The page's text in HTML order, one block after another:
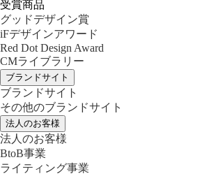
受賞商品
グッドデザイン賞
iFデザインアワード
Red Dot Design Award
CMライブラリー
ブランドサイト
ブランドサイト
その他のブランドサイト
法人のお客様
法人のお客様
BtoB事業
ライティング事業